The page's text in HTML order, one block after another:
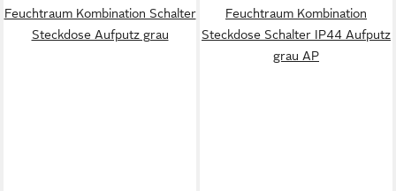
Feuchtraum Kombination Schalter
Steckdose Aufputz grau
Feuchtraum Kombination
Steckdose Schalter IP44 Aufputz
grau AP